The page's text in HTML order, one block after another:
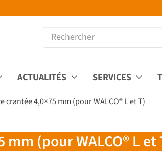
ACTUALITÉS SERVICES
crantée 4,0×75 mm (pour WALCO® L et T)
(pour WALCO® L et